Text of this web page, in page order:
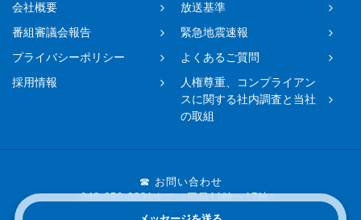
会社概要
放送基準
番組審議会報告
緊急地震速報
プライバシーポリシー
よくあるご質問
採用情報
人権尊重、コンプライアン
スに関する社内調査と当社
の取組
☎ お問い合わせ
048-650-0331まで（平日11時〜17時）